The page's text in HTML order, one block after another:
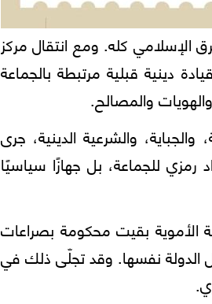
الإسلامي كله. ومع انتقال مركز
دينية قبلية مرتبطة بالجماعة
والمصالح.
والشرعية الدينية، جرى
للجماعة، بل جهازًا سياسيًا
الأموية بقيت محكومة بصراعات
الدولة نفسها. وقد تجلّى ذلك في